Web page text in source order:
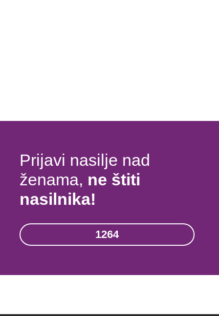
Prijavi nasilje nad
ženama, ne štiti
nasilnika!
1264